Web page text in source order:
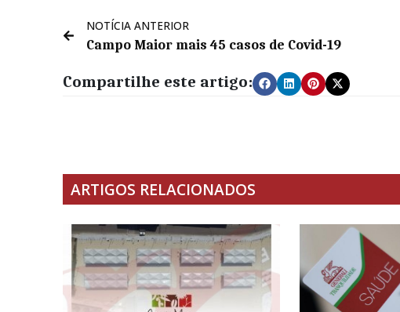
NOTÍCIA ANTERIOR
Campo Maior mais 45 casos de Covid-19
Compartilhe este artigo:
ARTIGOS RELACIONADOS